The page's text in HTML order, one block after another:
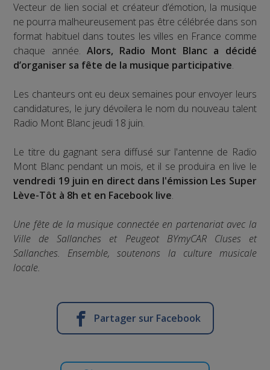
Vecteur de lien social et créateur d’émotion, la musique
ne pourra malheureusement pas être célébrée dans son
format habituel dans toutes les villes en France comme
chaque année. Alors, Radio Mont Blanc a décidé
d’organiser sa fête de la musique participative.
Les chanteurs ont eu deux semaines pour envoyer leurs
candidatures, le jury dévoilera le nom du nouveau talent
Radio Mont Blanc jeudi 18 juin.
Le titre du gagnant sera diffusé sur l'antenne de Radio
Mont Blanc pendant un mois, et il se produira en live le
vendredi 19 juin en direct dans l'émission Les Super
Lève-Tôt à 8h et en Facebook live.
Une fête de la musique connectée en partenariat avec la
Ville de Sallanches et Peugeot BYmyCAR Cluses et
Sallanches. Ensemble, soutenons la culture musicale
locale.
Partager sur Facebook